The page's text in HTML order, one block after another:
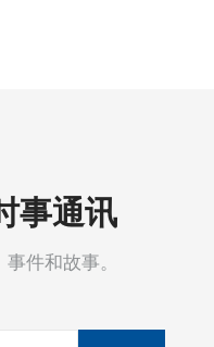
事通讯
件和故事。